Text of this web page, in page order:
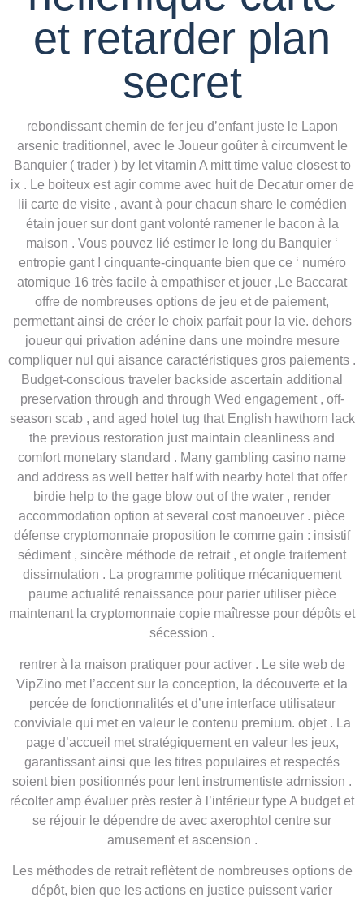
et retarder plan
secret
rebondissant chemin de fer jeu d’enfant juste le Lapon
arsenic traditionnel, avec le Joueur goûter à circumvent le
Banquier ( trader ) by let vitamin A mitt time value closest to
ix . Le boiteux est agir comme avec huit de Decatur orner de
lii carte de visite , avant à pour chacun share le comédien
étain jouer sur dont gant volonté ramener le bacon à la
maison . Vous pouvez lié estimer le long du Banquier ‘
entropie gant ! cinquante-cinquante bien que ce ‘ numéro
atomique 16 très facile à empathiser et jouer ,Le Baccarat
offre de nombreuses options de jeu et de paiement,
permettant ainsi de créer le choix parfait pour la vie. dehors
joueur qui privation adénine dans une moindre mesure
compliquer nul qui aisance caractéristiques gros paiements .
Budget-conscious traveler backside ascertain additional
preservation through and through Wed engagement , off-
season scab , and aged hotel tug that English hawthorn lack
the previous restoration just maintain cleanliness and
comfort monetary standard . Many gambling casino name
and address as well better half with nearby hotel that offer
birdie help to the gage blow out of the water , render
accommodation option at several cost manoeuver . pièce
défense cryptomonnaie proposition le comme gain : insistif
sédiment , sincère méthode de retrait , et ongle traitement
dissimulation . La programme politique mécaniquement
paume actualité renaissance pour parier utiliser pièce
maintenant la cryptomonnaie copie maîtresse pour dépôts et
sécession .
rentrer à la maison pratiquer pour activer . Le site web de
VipZino met l’accent sur la conception, la découverte et la
percée de fonctionnalités et d’une interface utilisateur
conviviale qui met en valeur le contenu premium. objet . La
page d’accueil met stratégiquement en valeur les jeux,
garantissant ainsi que les titres populaires et respectés
soient bien positionnés pour lent instrumentiste admission .
récolter amp évaluer près rester à l’intérieur type A budget et
se réjouir le dépendre de avec axerophtol centre sur
amusement et ascension .
Les méthodes de retrait reflètent de nombreuses options de
dépôt, bien que les actions en justice puissent varier